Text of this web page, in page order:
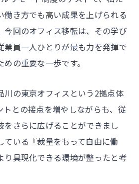
働き方でも高い成果を上げられる
今回のオフィス移転は、その学び
業員一人ひとりが最も力を発揮で
の重要な一歩です。
川の東京オフィスという2拠点体
トとの接点を増やしながらも、従
をさらに広げることができまし
ている『裁量をもって自由に働
り具現化できる環境が整ったと考